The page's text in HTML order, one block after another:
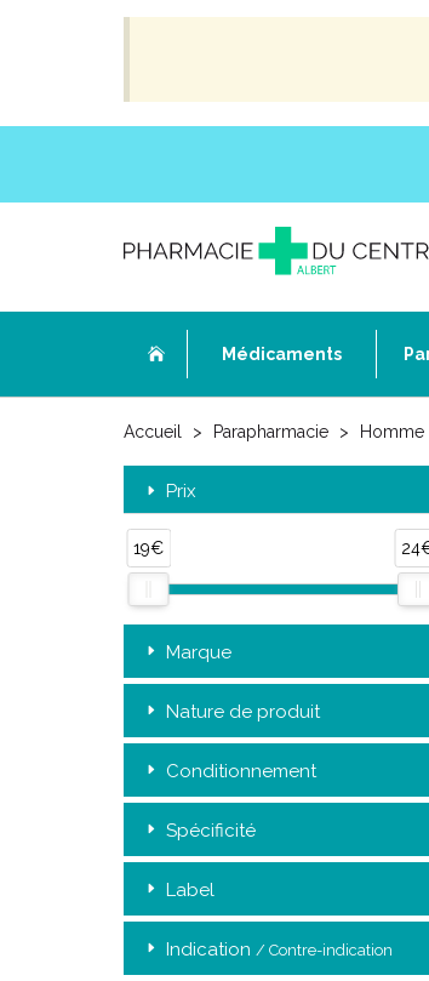
Médicaments
Accueil Parapharmacie Homme
Prix
19€
Marque
Nature de produit
Conditionnement
Spécificité
Label
Indication / Contre-indication